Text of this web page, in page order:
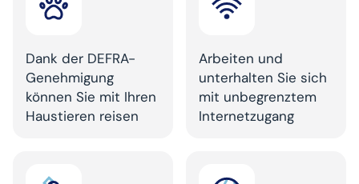
Dank der DEFRA-
Genehmigung
können Sie mit Ihren
Haustieren reisen
Arbeiten und
unterhalten Sie sich
mit unbegrenztem
Internetzugang